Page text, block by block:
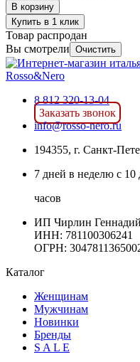
В корзину
Купить в 1 клик
Товар распродан
Вы смотрели Очистить
8 812 320-13-04
Заказать звонок
info@rosso-nero.ru
194355, г. Санкт-
7 дней в неделю с 10
часов
ИП Чирлин
ИНН: 781100306241
ОГРН:
Каталог
Женщинам
Мужчинам
Новинки
Бренды
S A L E